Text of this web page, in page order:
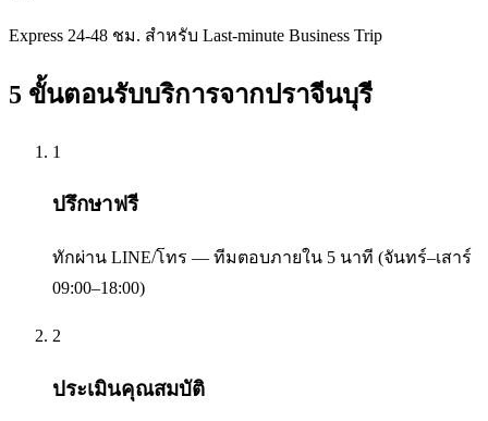
Express 24-48 ชม. สำหรับ Last-minute Business Trip
5 ขั้นตอนรับบริการจากปราจีนบุรี
1
ปรึกษาฟรี
ทักผ่าน LINE/โทร — ทีมตอบภายใน 5 นาที (จันทร์–เสาร์
09:00–18:00)
2
ประเมินคุณสมบัติ